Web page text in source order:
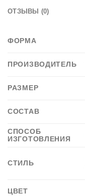
ОТЗЫВЫ (0)
ФОРМА
ПРОИЗВОДИТЕЛЬ
РАЗМЕР
СОСТАВ
СПОСОБ
ИЗГОТОВЛЕНИЯ
СТИЛЬ
ЦВЕТ